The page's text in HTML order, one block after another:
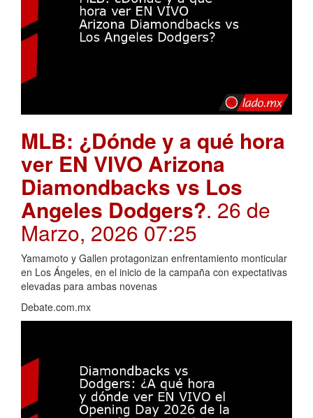
MLB: ¿Dónde y a qué hora
ver EN VIVO Arizona
Diamondbacks vs Los
Angeles Dodgers?. 26 de
Marzo, 2026 07:25
Yamamoto y Gallen protagonizan enfrentamiento monticular
en Los Ángeles, en el inicio de la campaña con expectativas
elevadas para ambas novenas
Debate.com.mx